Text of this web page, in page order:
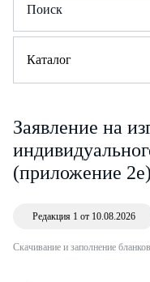
Каталог
Заявление на
(приложение
Редакция 1 от 10.08.2026
Скачивание и заполнение